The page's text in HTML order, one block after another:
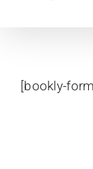
[bookly-